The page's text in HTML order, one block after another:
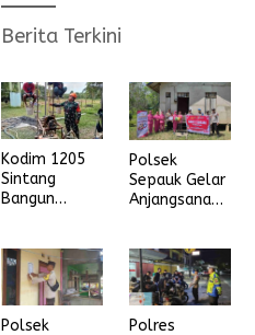
Berita Terkini
Kodim 1205
Sintang
Bangun
Polsek
Sepauk Gelar
Anjangsana
Ke-80
Bhayangkara
Tahun 2026
Polsek
Polres